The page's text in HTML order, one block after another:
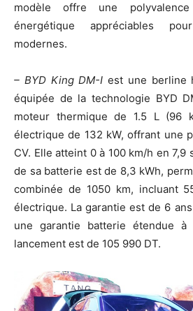
modèle offre une
énergétique appréciables
modernes.
– BYD King DM-I est une berline
équipée de la technologie BYD
moteur thermique de 1.5 L (96
électrique de 132 kW, offrant une
CV. Elle atteint 0 à 100 km/h en 7,9
de sa batterie est de 8,3 kWh,
combinée de 1050 km, incluant
électrique. La garantie est de 6
une garantie batterie étendue
lancement est de 105 990 DT.